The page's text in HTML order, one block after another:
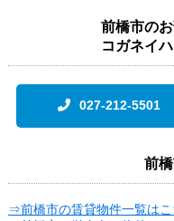
前橋市の
コガネイ
027-212-5501
前
⇒前橋市の賃貸物件一覧はこ